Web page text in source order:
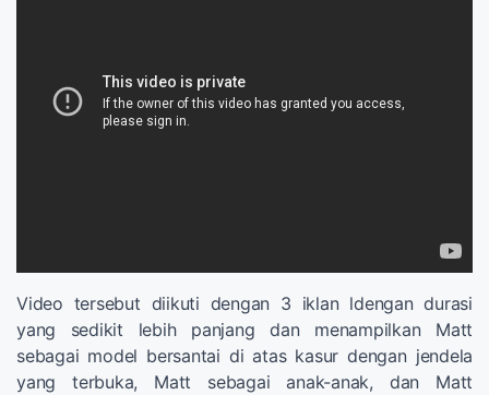
Video tersebut diikuti dengan 3 iklan ldengan durasi
yang sedikit lebih panjang dan menampilkan Matt
sebagai model bersantai di atas kasur dengan jendela
yang terbuka, Matt sebagai anak-anak, dan Matt